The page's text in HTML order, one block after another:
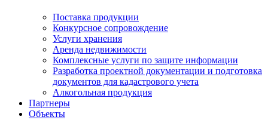
Поставка продукции
Конкурсное сопровождение
Услуги хранения
Аренда недвижимости
Комплексные услуги по защите информации
Разработка проектной документации и подготовка
документов для кадастрового учета
Алкогольная продукция
Партнеры
Объекты